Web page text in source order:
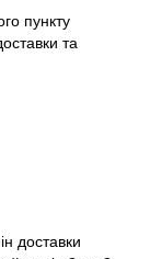
пункту
та
доставки